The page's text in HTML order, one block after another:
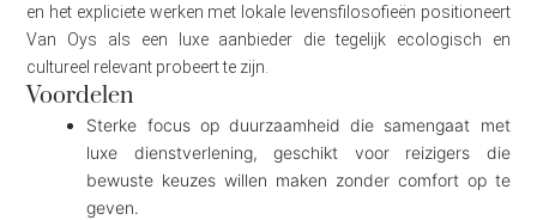
en het expliciete werken met lokale levensfilosofieën positioneert
Van Oys als een luxe aanbieder die tegelijk ecologisch en
cultureel relevant probeert te zijn.
Voordelen
Sterke focus op duurzaamheid die samengaat met
luxe dienstverlening, geschikt voor reizigers die
bewuste keuzes willen maken zonder comfort op te
geven.